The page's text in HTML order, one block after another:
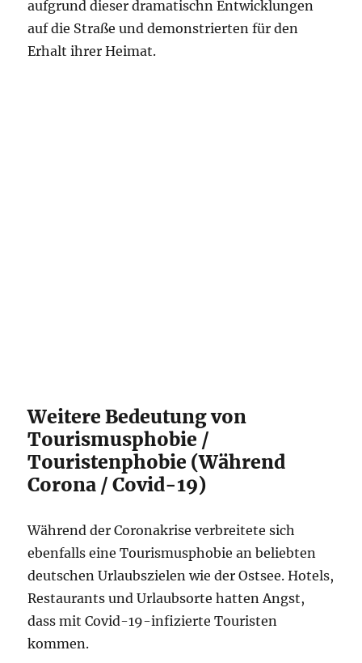
aufgrund dieser dramatischn Entwicklungen
auf die Straße und demonstrierten für den
Erhalt ihrer Heimat.
Weitere Bedeutung von
Tourismusphobie /
Touristenphobie (Während
Corona / Covid-19)
Während der Coronakrise verbreitete sich
ebenfalls eine Tourismusphobie an beliebten
deutschen Urlaubszielen wie der Ostsee. Hotels,
Restaurants und Urlaubsorte hatten Angst,
dass mit Covid-19-infizierte Touristen
kommen.